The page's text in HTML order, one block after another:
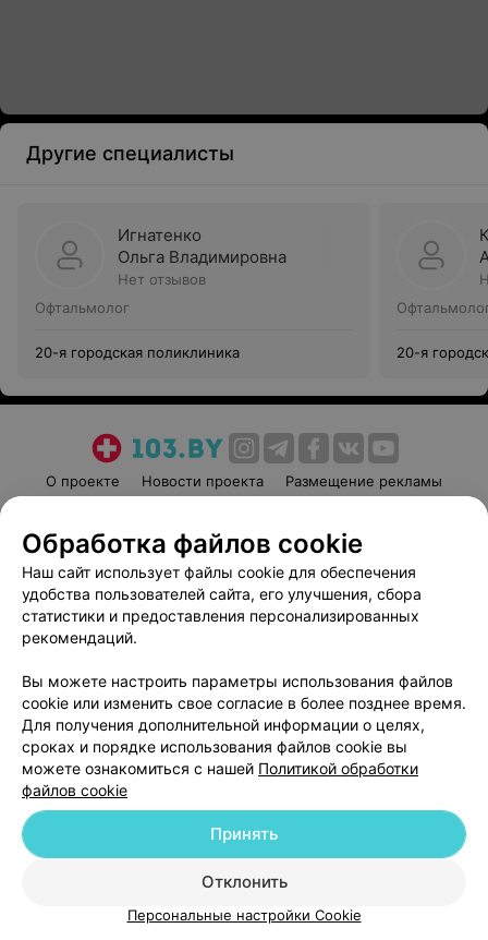
Другие специалисты
Игнатенко
Ольга Владимировна
Нет отзывов
Офтальмолог
20-я городская поликлиника 20-я
О проекте Новости проекта
Размещение рекламы
Пользовательское соглашение
Способы оплаты
Вакансии
Партнеры
Написать руководителю 103.by
Обработка персональных данных
© 2026 ООО «Артокс Лаб», УНП 191700409
| 220012, Республика Беларусь,
Служба поддержки +375 291212755
Обработка файлов cookie
Наш сайт использует файлы cookie для обеспечения
удобства пользователей сайта, его улучшения, сбора
статистики и предоставления персонализированных
рекомендаций.
Вы можете настроить параметры использования файлов
cookie или изменить свое согласие в более позднее время.
Для получения дополнительной информации о целях,
сроках и порядке использования файлов cookie вы
можете ознакомиться с нашей Политикой обработки
файлов cookie
Отклонить
Принять
Персональные настройки Cookie